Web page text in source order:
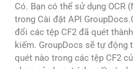
Có. Bạn có thể sử dụng OCR
trong Cài đặt API
đổi các tệp CF2 đã quét
kiếm. GroupDocs sẽ tự động
quét nào trong các tệp CF2